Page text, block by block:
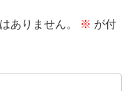
ありません。 ※ が付